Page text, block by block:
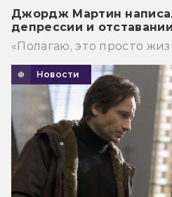
Джордж Мартин
депрессии и
«Полагаю, это просто
Новости